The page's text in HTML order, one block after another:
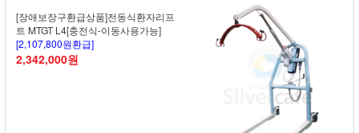
[장애보장구환급상품]전동식환자리프
트 MTGT L4[충전식-이동사용가능]
[2,107,800원환급]
2,342,000원